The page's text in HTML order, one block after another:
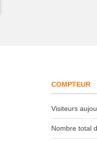
COMPTEUR
Visiteurs
Nombre total